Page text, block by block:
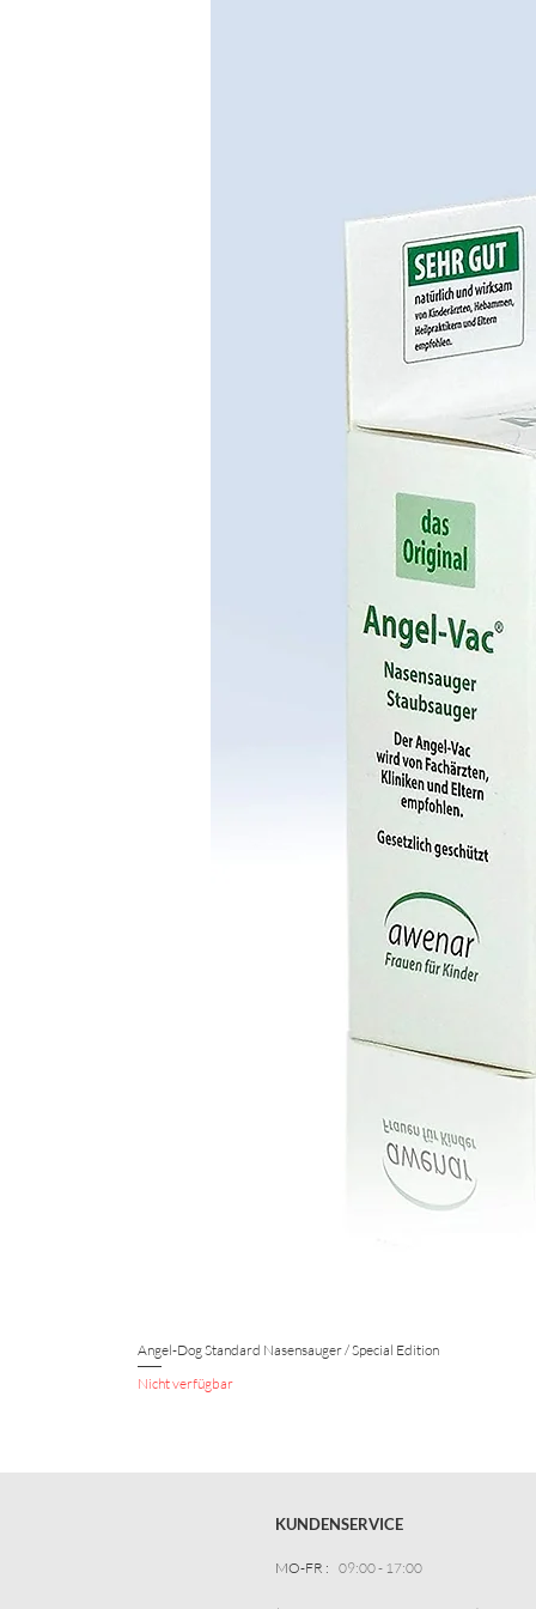
Angel-Dog Standard Nasensauger / Special Edition
Nicht verfügbar
KUNDENSERVICE
MO-FR : 09:00 - 17:00